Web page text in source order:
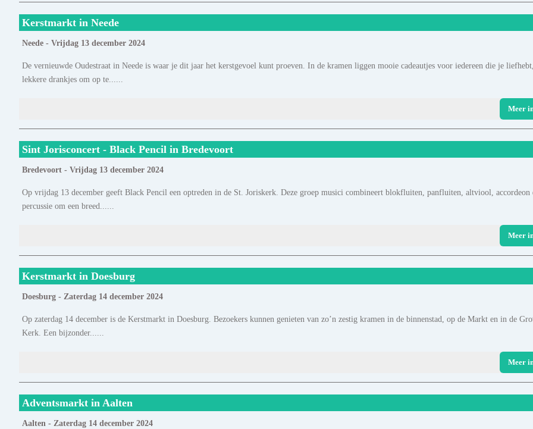
Kerstmarkt in Neede
Neede - Vrijdag 13 december 2024
De vernieuwde Oudestraat in Neede is waar je dit jaar het kerstgevoel kunt proeven. In de kramen liggen mooie cadeautjes voor iedereen die je liefhebt,
lekkere drankjes om op te......
Meer
Sint Jorisconcert - Black Pencil in Bredevoort
Bredevoort - Vrijdag 13 december 2024
Op vrijdag 13 december geeft Black Pencil een optreden in de St. Joriskerk. Deze groep musici combineert blokfluiten, panfluiten, altviool, accordeon
percussie om een breed......
Meer
Kerstmarkt in Doesburg
Doesburg - Zaterdag 14 december 2024
Op zaterdag 14 december is de Kerstmarkt in Doesburg. Bezoekers kunnen genieten van zo’n zestig kramen in de binnenstad, op de Markt en in de
Kerk. Een bijzonder......
Meer
Adventsmarkt in Aalten
Aalten - Zaterdag 14 december 2024